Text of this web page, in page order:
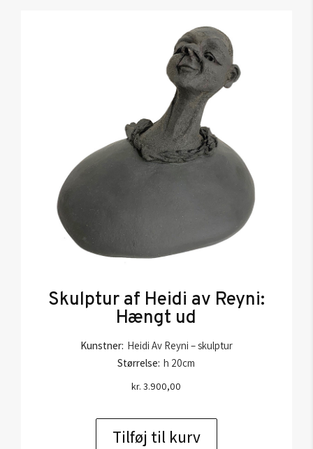
Skulptur af Heidi av Reyni:
Hængt ud
Kunstner: Heidi Av Reyni – skulptur
Størrelse: h 20cm
kr. 3.900,00
Tilføj til kurv